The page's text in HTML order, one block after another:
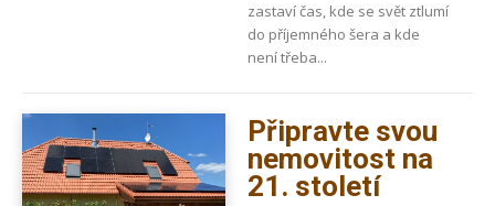
zastaví čas, kde se svět ztlumí
do příjemného šera a kde
není třeba...
Připravte svou
nemovitost na
21. století